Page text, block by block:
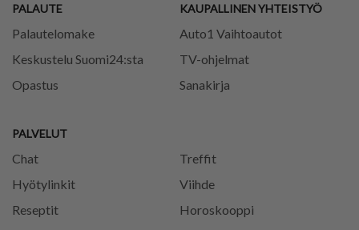
PALAUTE
Palautelomake
Keskustelu Suomi24:sta
Opastus
PALVELUT
Chat
Treffit
Hyötylinkit
Viihde
Reseptit
Horoskooppi
KAUPALLINEN YHTEISTYÖ
Auto1 Vaihtoautot
TV-ohjelmat
Sanakirja